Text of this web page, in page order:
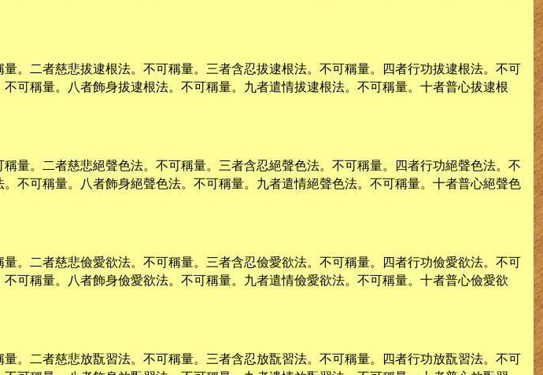
。二者慈悲拔逮根法。不可稱量。三者含忍拔逮根法。不可稱量。四者行功拔逮根法。不可
可稱量。八者飾身拔逮根法。不可稱量。九者遣情拔逮根法。不可稱量。十者普心拔逮根
量。二者慈悲絕聲色法。不可稱量。三者含忍絕聲色法。不可稱量。四者行功絕聲色法。不
不可稱量。八者飾身絕聲色法。不可稱量。九者遣情絕聲色法。不可稱量。十者普心絕聲色
。二者慈悲儉愛欲法。不可稱量。三者含忍儉愛欲法。不可稱量。四者行功儉愛欲法。不可
可稱量。八者飾身儉愛欲法。不可稱量。九者遣情儉愛欲法。不可稱量。十者普心儉愛欲
。二者慈悲放翫習法。不可稱量。三者含忍放翫習法。不可稱量。四者行功放翫習法。不可